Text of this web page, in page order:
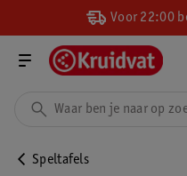
Voor 22:00
Speltafels